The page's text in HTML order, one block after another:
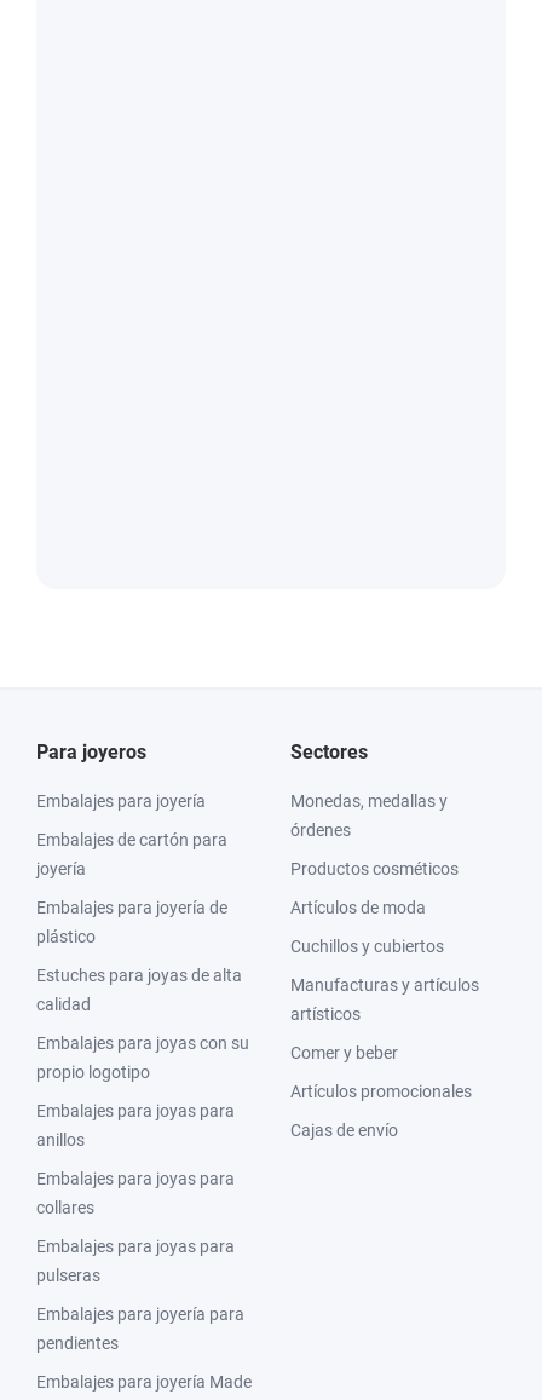
Para joyeros
Embalajes para joyería
Embalajes de cartón para
joyería
Embalajes para joyería de
plástico
Estuches para joyas de alta
calidad
Embalajes para joyas con su
propio logotipo
Embalajes para joyas para
anillos
Embalajes para joyas para
collares
Embalajes para joyas para
pulseras
Embalajes para joyería para
pendientes
Embalajes para joyería Made
Sectores
Monedas, medallas y
órdenes
Productos cosméticos
Artículos de moda
Cuchillos y cubiertos
Manufacturas y artículos
artísticos
Comer y beber
Artículos promocionales
Cajas de envío